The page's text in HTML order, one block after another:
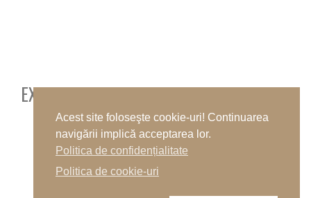
EXEMPLE DE PROIECTE
VEZI DIMENSIUNILE TERENURILOR SPORT
Acest site foloseşte cookie-uri! Continuarea
navigării implică acceptarea lor.
Politica de confidențialitate
Politica de cookie-uri